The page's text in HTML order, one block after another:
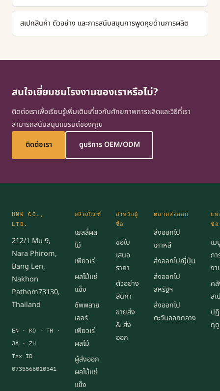
สเปกสินค้า ตัวอย่าง และการสนับสนุนการพูดคุยด้านการผลิต
สนใจเยี่ยมชมโรงงานของเราหรือไม่?
ติดต่อเราเพื่อเรียนรู้เพิ่มเติมเกี่ยวกับศักยภาพการผลิตและวิธีที่เรา
สามารถสนับสนุนแบรนด์ของคุณ
ติดต่อเรา
ดูบริการ OEM/ODM
HNK CO.,
LTD.
212/1 Mu 9,
Nara Phirom,
Bang Len,
Nakhon
Pathom73130,
Thailand
EN · KO · TH ·
JA · ZH
Tax ID
0735566010541
ผลิตภัณฑ์
เยลลี่ผล
ไม้
เพียวเร่
ผลไม้แช่
แข็ง
ซัพพลาย
เออร์
เพียวเร่
ผลไม้
ผู้ส่งออก
ผลไม้แช่
แข็ง
สำหรับผู้
ซื้อ
ขอใบ
เสนอ
ราคา
ตัวอย่าง
สินค้า
ขายส่ง
& ส่ง
ออก
ตลาดส่งออก
ส่งออกไป
เกาหลี
ส่งออกไปญี่ปุ่น
ส่งออกไป
สหรัฐฯ
ส่งออกไป
ตะวันออกกลาง
แห
ข้
เม
กา
งา
ค
สเ
ป
ฤ